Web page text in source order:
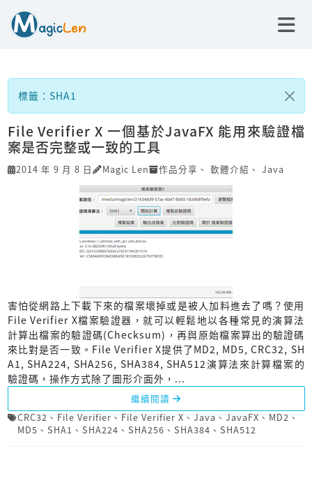
標籤：SHA1
File Verifier X 一個基於JavaFX 能用來驗證檔
案是否完整或一致的工具
2014 年 9 月 8 日 Magic Len 作品分享 、 軟體介紹 、 Java
害怕從網路上下載下來的檔案壞掉或是被人加料進去了嗎？使用
File Verifier X檔案驗證器，就可以輕鬆地以各種常見的演算法
計算出檔案的驗證碼(Checksum)，再與原始檔案算出的驗證碼
來比對是否一致。File Verifier X提供了MD2, MD5, CRC32, SH
A1, SHA224, SHA256, SHA384, SHA512演算法來計算檔案的
驗證碼，操作方式除了圖形介面外，...
繼續閱讀
CRC32 、 File Verifier 、 File Verifier X 、 Java 、 JavaFX 、 MD2 、
MD5 、 SHA1 、 SHA224 、 SHA256 、 SHA384 、 SHA512